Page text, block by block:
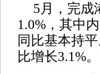
5月，完成
1.0%，其中
同比基本持
比增长3.1%。